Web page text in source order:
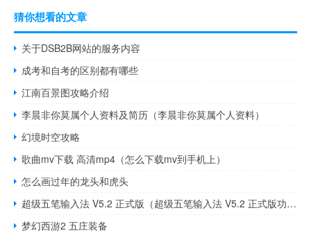
猜你想看的文章
关于DSB2B网站的服务内容
成考和自考的区别都有哪些
江南百景图攻略介绍
李晨非你莫属个人资料及简历（李晨非你莫属个人资料）
幻境时空攻略
歌曲mv下载 高清mp4（怎么下载mv到手机上）
怎么画过年的龙头和虎头
超级五笔输入法 V5.2 正式版（超级五笔输入法 V5.2 正式版功能简介）
梦幻西游2 五庄装备